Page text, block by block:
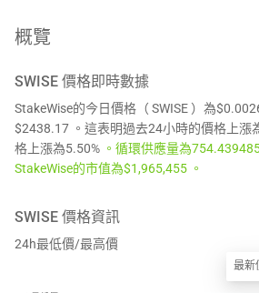
概覽
SWISE 價格即時數據
StakeWise的今日價格（ SWISE ）為
$2438.17 。這表明過去24小時的價格上漲
格上漲為5.50% 。循環供應量為
StakeWise的市值為$1,965,455 。
SWISE 價格資訊
24h最低價/最高價
最新